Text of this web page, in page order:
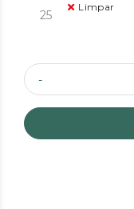
25
Limpar